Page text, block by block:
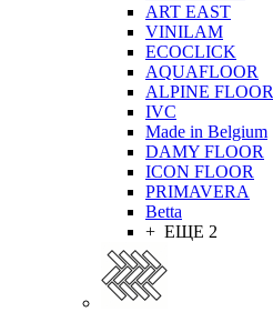
ART EAST
VINILAM
ECOCLICK
AQUAFLOOR
ALPINE FLOOR
IVC
Made in Belgium
DAMY FLOOR
ICON FLOOR
PRIMAVERA
Betta
+ ЕЩЕ 2